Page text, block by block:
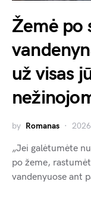
Žemė po
už visas
by Romanas
„Jei galėtumėte
po žeme,
vandenyuose ant